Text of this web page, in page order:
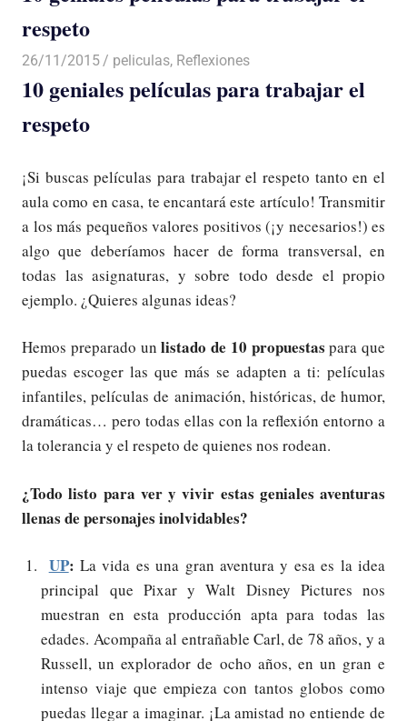
respeto
26/11/2015 Luis Castellanos
peliculas, Reflexiones
10 geniales películas para trabajar el
respeto
¡Si buscas películas para trabajar el respeto tanto en el
aula como en casa, te encantará este artículo! Transmitir
a los más pequeños valores positivos (¡y necesarios!) es
algo que deberíamos hacer de forma transversal, en
todas las asignaturas, y sobre todo desde el propio
ejemplo. ¿Quieres algunas ideas?
Hemos preparado unlistado de 10 propuestas para que
puedas escoger las que más se adapten a ti: películas
infantiles, películas de animación, históricas, de humor,
dramáticas… pero todas ellas con la reflexión entorno a
la tolerancia y el respeto de quienes nos rodean.
¿Todo listo para ver y vivir estas geniales aventuras
llenas de personajes inolvidables?
UP: La vida es una gran aventura y esa es la idea
principal que Pixar y Walt Disney Pictures nos
muestran en esta producción apta para todas las
edades. Acompaña al entrañable Carl, de 78 años, y a
Russell, un explorador de ocho años, en un gran e
intenso viaje que empieza con tantos globos como
puedas llegar a imaginar. ¡La amistad no entiende de